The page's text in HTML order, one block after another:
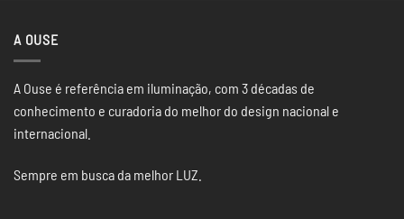
A OUSE
A Ouse é referência em iluminação, com 3 décadas de
conhecimento e curadoria do melhor do design nacional e
internacional.
Sempre em busca da melhor LUZ.